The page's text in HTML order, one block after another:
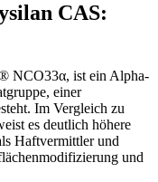
CAS:
NCO33α, ist ein Alpha-
einer
Im Vergleich zu
es deutlich höhere
Haftvermittler und
und